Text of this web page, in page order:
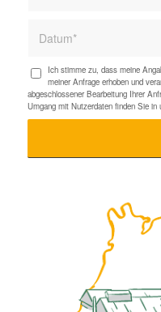
Ich stimme zu, dass meine
meiner Anfrage erhoben und
abgeschlossener Bearbeitung Ihrer
Umgang mit Nutzerdaten finden Sie in